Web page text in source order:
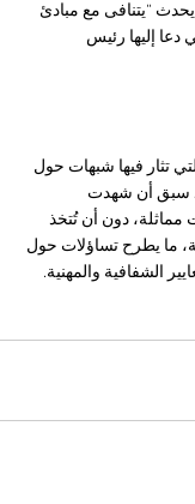
“يتنافى مع مبادئ
دعا إليها رئيس
تثار فيها شبهات حول
سبق أن شهدت
مماثلة، دون أن تُتخذ
ما يطرح تساؤلات حول
الشفافية والمهنية.